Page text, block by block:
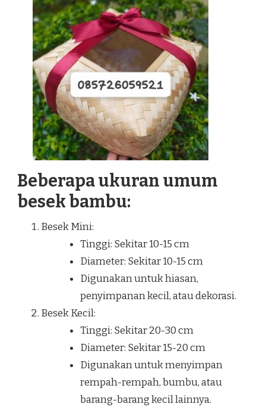
Beberapa ukuran umum
besek bambu:
Besek Mini:
Tinggi: Sekitar 10-15 cm
Diameter: Sekitar 10-15 cm
Digunakan untuk hiasan,
penyimpanan kecil, atau dekorasi.
Besek Kecil:
Tinggi: Sekitar 20-30 cm
Diameter: Sekitar 15-20 cm
Digunakan untuk menyimpan
rempah-rempah, bumbu, atau
barang-barang kecil lainnya.